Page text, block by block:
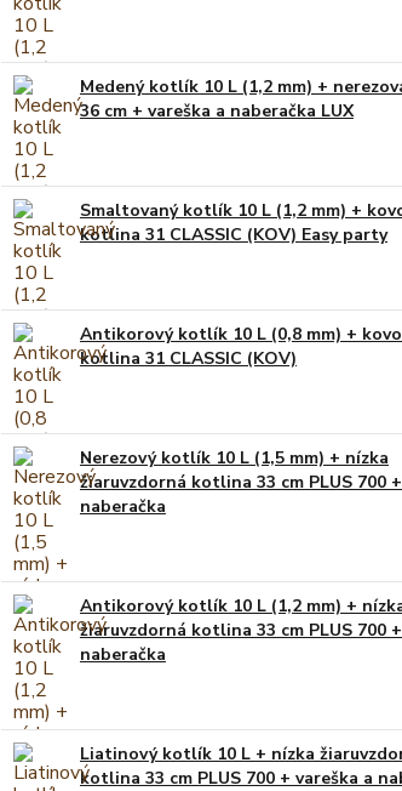
Medený kotlík 10 L (1,2 mm) +
36 cm + vareška a naberačka LUX
Smaltovaný kotlík 10 L (1,2 mm) +
kotlina 31 CLASSIC (KOV) Easy party
Antikorový kotlík 10 L (0,8 mm) +
kotlina 31 CLASSIC (KOV)
Nerezový kotlík 10 L (1,5 mm) + nízka
žiaruvzdorná kotlina 33 cm PLUS 700
naberačka
Antikorový kotlík 10 L (1,2 mm) +
žiaruvzdorná kotlina 33 cm PLUS 700
naberačka
Liatinový kotlík 10 L + nízka
kotlina 33 cm PLUS 700 + vareška a